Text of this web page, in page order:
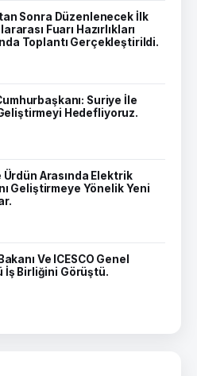
Sonra Düzenlenecek İlk
Fuarı Hazırlıkları
Toplantı Gerçekleştirildi.
Suriye İle
Hedefliyoruz.
Ürdün Arasında Elektrik
Geliştirmeye Yönelik Yeni
Ve ICESCO Genel
İş Birliğini Görüştü.